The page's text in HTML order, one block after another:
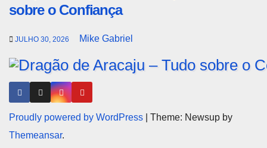
sobre o Confiança
JULHO 30, 2026 Mike Gabriel
Proudly powered by WordPress
Theme: Newsup by
Themeansar.